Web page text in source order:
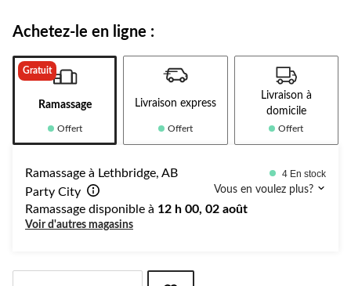
Achetez-le en ligne :
Gratuit
Ramassage
Offert
Livraison express
Offert
Livraison à
domicile
Offert
Ramassage à Lethbridge, AB
Party City
4 En stock
Vous en voulez plus?
Ramassage disponible à 12 h 00, 02 août
Voir d'autres magasins